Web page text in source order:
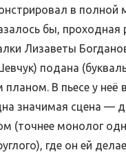
в полной
бы, проходная
Лизаветы
подана
планом. В пьесе у неё
значимая сцена —
(точнее монолог
где он ей